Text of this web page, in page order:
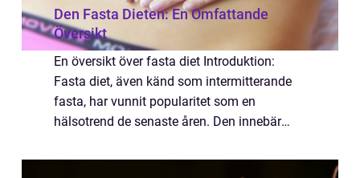
Den Fasta Dieten: En Omfattande
Översikt
En översikt över fasta diet Introduktion:
Fasta diet, även känd som intermitterande
fasta, har vunnit popularitet som en
hälsotrend de senaste åren. Den innebär
Denna metod sägs kunna ge en mängd